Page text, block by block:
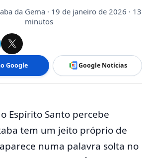
da Gema· 19 de janeiro de 2026 · 13
minutos
Google Google Notícias
Espírito Santo percebe
tem um jeito próprio de
numa palavra solta no